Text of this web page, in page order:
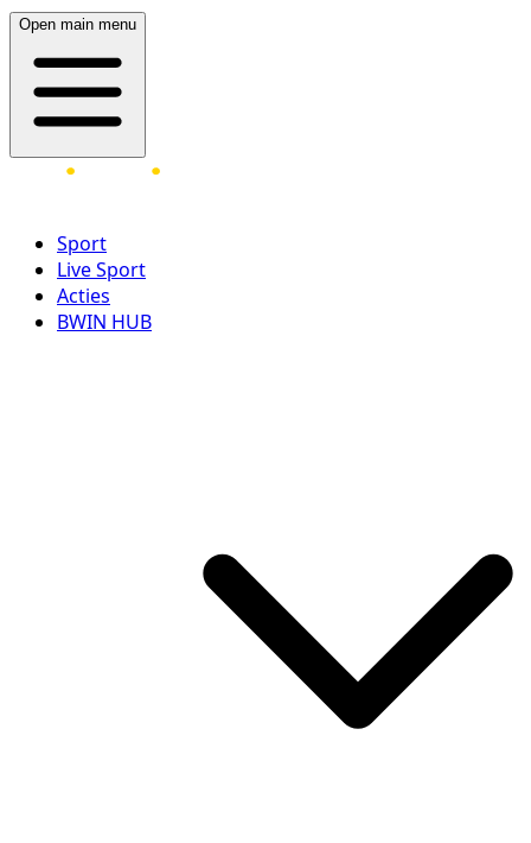
Open main menu
Sport
Live Sport
Acties
BWIN HUB